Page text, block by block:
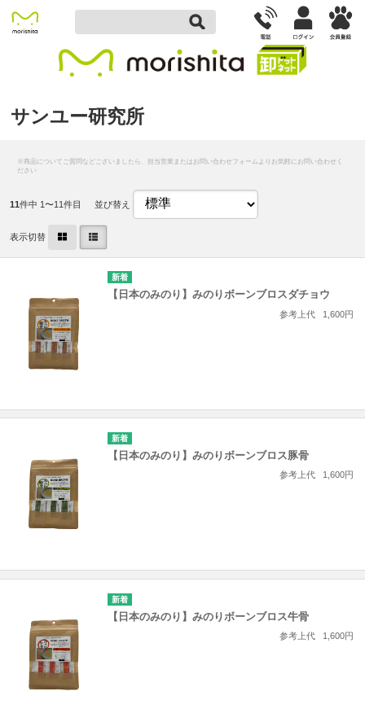
サンユー研究所
11件中 1〜11件目 並び替え
表示切替
【日本のみのり】みのりボーンブロスダチョウ
参考上代 1,600円
【日本のみのり】みのりボーンブロス豚骨
参考上代 1,600円
【日本のみのり】みのりボーンブロス牛骨
参考上代 1,600円